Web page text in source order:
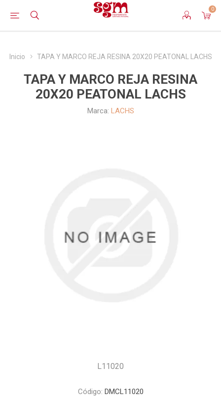
0
Inicio TAPA Y MARCO REJA RESINA 20X20 PEATONAL LACHS
TAPA Y MARCO REJA RESINA
20X20 PEATONAL LACHS
Marca: LACHS
L11020
Código: DMCL11020